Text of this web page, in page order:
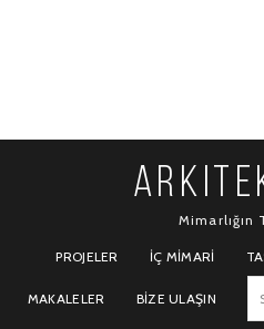
Mimarlığın
PROJELER İÇ MIMARI
MAKALELER BIZE ULAŞIN